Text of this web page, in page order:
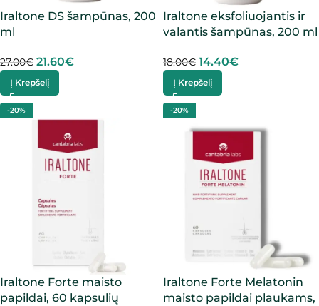
Iraltone DS šampūnas, 200
ml
27.00€ 21.60€
Į Krepšelį
Iraltone eksfoliuojantis ir
valantis šampūnas, 200 ml
18.00€ 14.40€
Į Krepšelį
-20%
Iraltone Forte maisto
papildai, 60 kapsulių
-20%
Iraltone Forte Melatonin
maisto papildai plaukams,